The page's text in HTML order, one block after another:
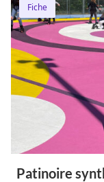
Fiche
Patinoire